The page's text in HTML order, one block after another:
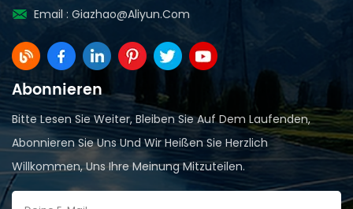
Email : Giazhao@aliyun.com
Abonnieren
Bitte Lesen Sie Weiter, Bleiben Sie Auf Dem Laufenden,
Abonnieren Sie Uns Und Wir Heißen Sie Herzlich
Willkommen, Uns Ihre Meinung Mitzuteilen.